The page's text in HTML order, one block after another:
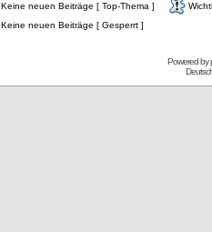
Keine neuen Beiträge [ Top-Thema ]
Keine neuen Beiträge [ Gesperrt ]
Powered by